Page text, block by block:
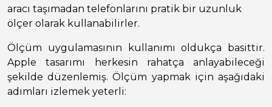
aracı taşımadan telefonlarını pratik bir uzunluk
ölçer olarak kullanabilirler.
Ölçüm uygulamasının kullanımı oldukça basittir.
Apple tasarımı herkesin rahatça anlayabileceği
şekilde düzenlemiş. Ölçüm yapmak için aşağıdaki
adımları izlemek yeterli: